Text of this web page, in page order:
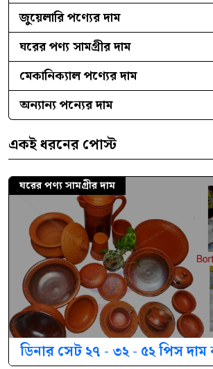
জুয়েলারি পণ্যের দাম
ঘরের পণ্য সামগ্রীর দাম
মেকানিক্যাল পণ্যের দাম
অন্যান্য পন্যের দাম
একই ধরনের পোস্ট
ঘরের পণ্য সামগ্রীর দাম
ডিনার সেট ২৭ - ৩২ - ৫২ পিস